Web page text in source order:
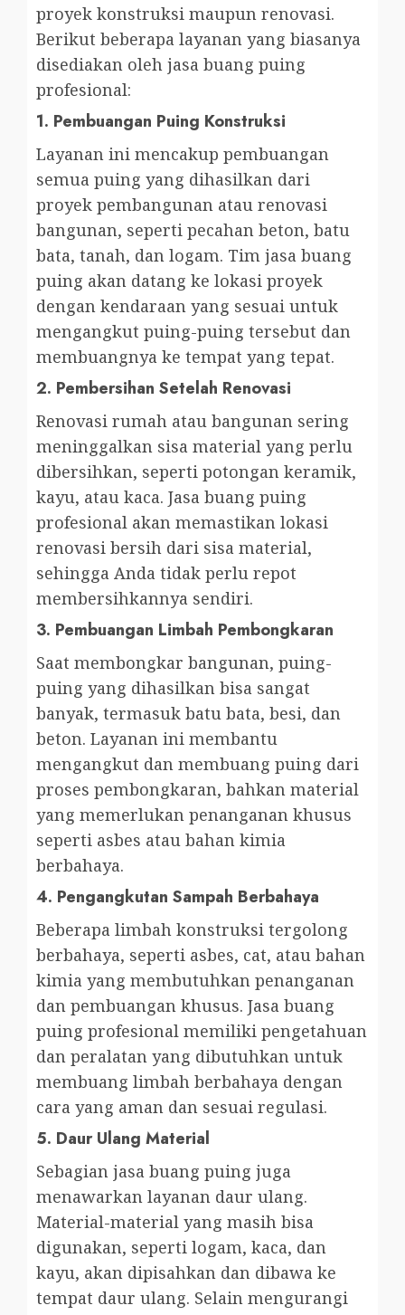
proyek konstruksi maupun renovasi.
Berikut beberapa layanan yang biasanya
disediakan oleh jasa buang puing
profesional:
1. Pembuangan Puing Konstruksi
Layanan ini mencakup pembuangan
semua puing yang dihasilkan dari
proyek pembangunan atau renovasi
bangunan, seperti pecahan beton, batu
bata, tanah, dan logam. Tim jasa buang
puing akan datang ke lokasi proyek
dengan kendaraan yang sesuai untuk
mengangkut puing-puing tersebut dan
membuangnya ke tempat yang tepat.
2. Pembersihan Setelah Renovasi
Renovasi rumah atau bangunan sering
meninggalkan sisa material yang perlu
dibersihkan, seperti potongan keramik,
kayu, atau kaca. Jasa buang puing
profesional akan memastikan lokasi
renovasi bersih dari sisa material,
sehingga Anda tidak perlu repot
membersihkannya sendiri.
3. Pembuangan Limbah Pembongkaran
Saat membongkar bangunan, puing-
puing yang dihasilkan bisa sangat
banyak, termasuk batu bata, besi, dan
beton. Layanan ini membantu
mengangkut dan membuang puing dari
proses pembongkaran, bahkan material
yang memerlukan penanganan khusus
seperti asbes atau bahan kimia
berbahaya.
4. Pengangkutan Sampah Berbahaya
Beberapa limbah konstruksi tergolong
berbahaya, seperti asbes, cat, atau bahan
kimia yang membutuhkan penanganan
dan pembuangan khusus. Jasa buang
puing profesional memiliki pengetahuan
dan peralatan yang dibutuhkan untuk
membuang limbah berbahaya dengan
cara yang aman dan sesuai regulasi.
5. Daur Ulang Material
Sebagian jasa buang puing juga
menawarkan layanan daur ulang.
Material-material yang masih bisa
digunakan, seperti logam, kaca, dan
kayu, akan dipisahkan dan dibawa ke
tempat daur ulang. Selain mengurangi